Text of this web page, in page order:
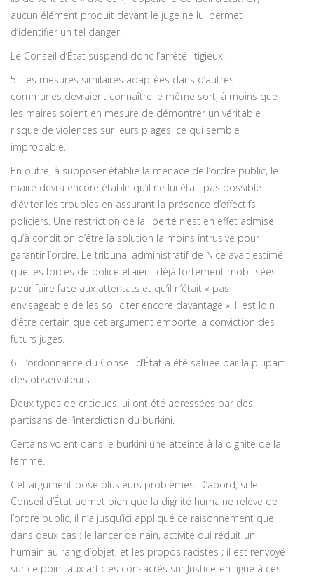
aucun élément produit devant le juge ne lui permet
d’identifier un tel danger.
Le Conseil d’État suspend donc l’arrêté litigieux.
5. Les mesures similaires adaptées dans d’autres
communes devraient connaître le même sort, à moins que
les maires soient en mesure de démontrer un véritable
risque de violences sur leurs plages, ce qui semble
improbable.
En outre, à supposer établie la menace de l’ordre public, le
maire devra encore établir qu’il ne lui était pas possible
d’éviter les troubles en assurant la présence d’effectifs
policiers. Une restriction de la liberté n’est en effet admise
qu’à condition d’être la solution la moins intrusive pour
garantir l’ordre. Le tribunal administratif de Nice avait estimé
que les forces de police étaient déjà fortement mobilisées
pour faire face aux attentats et qu’il n’était « pas
envisageable de les solliciter encore davantage ». Il est loin
d’être certain que cet argument emporte la conviction des
futurs juges.
6. L’ordonnance du Conseil d’État a été saluée par la plupart
des observateurs.
Deux types de critiques lui ont été adressées par des
partisans de l’interdiction du burkini.
Certains voient dans le burkini une atteinte à la dignité de la
femme.
Cet argument pose plusieurs problèmes. D’abord, si le
Conseil d’État admet bien que la dignité humaine relève de
l’ordre public, il n’a jusqu’ici appliqué ce raisonnement que
dans deux cas : le lancer de nain, activité qui réduit un
humain au rang d’objet, et les propos racistes ; il est renvoyé
sur ce point aux articles consacrés sur Justice-en-ligne à ces